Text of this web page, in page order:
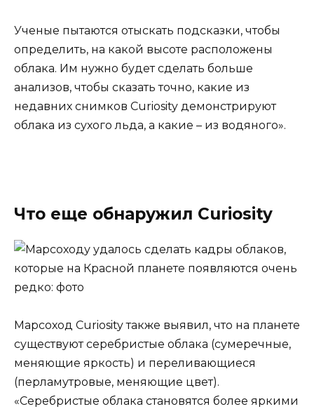
Ученые пытаются отыскать подсказки, чтобы
определить, на какой высоте расположены
облака. Им нужно будет сделать больше
анализов, чтобы сказать точно, какие из
недавних снимков Curiosity демонстрируют
облака из сухого льда, а какие – из водяного».
Что еще обнаружил Curiosity
Марсоход Curiosity также выявил, что на планете
существуют серебристые облака (сумеречные,
меняющие яркость) и переливающиеся
(перламутровые, меняющие цвет).
«Серебристые облака становятся более яркими